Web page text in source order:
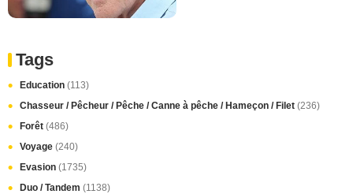
Tags
Education (113)
Chasseur / Pêcheur / Pêche / Canne à pêche / Hameçon / Filet (236)
Forêt (486)
Voyage (240)
Evasion (1735)
Duo / Tandem (1138)